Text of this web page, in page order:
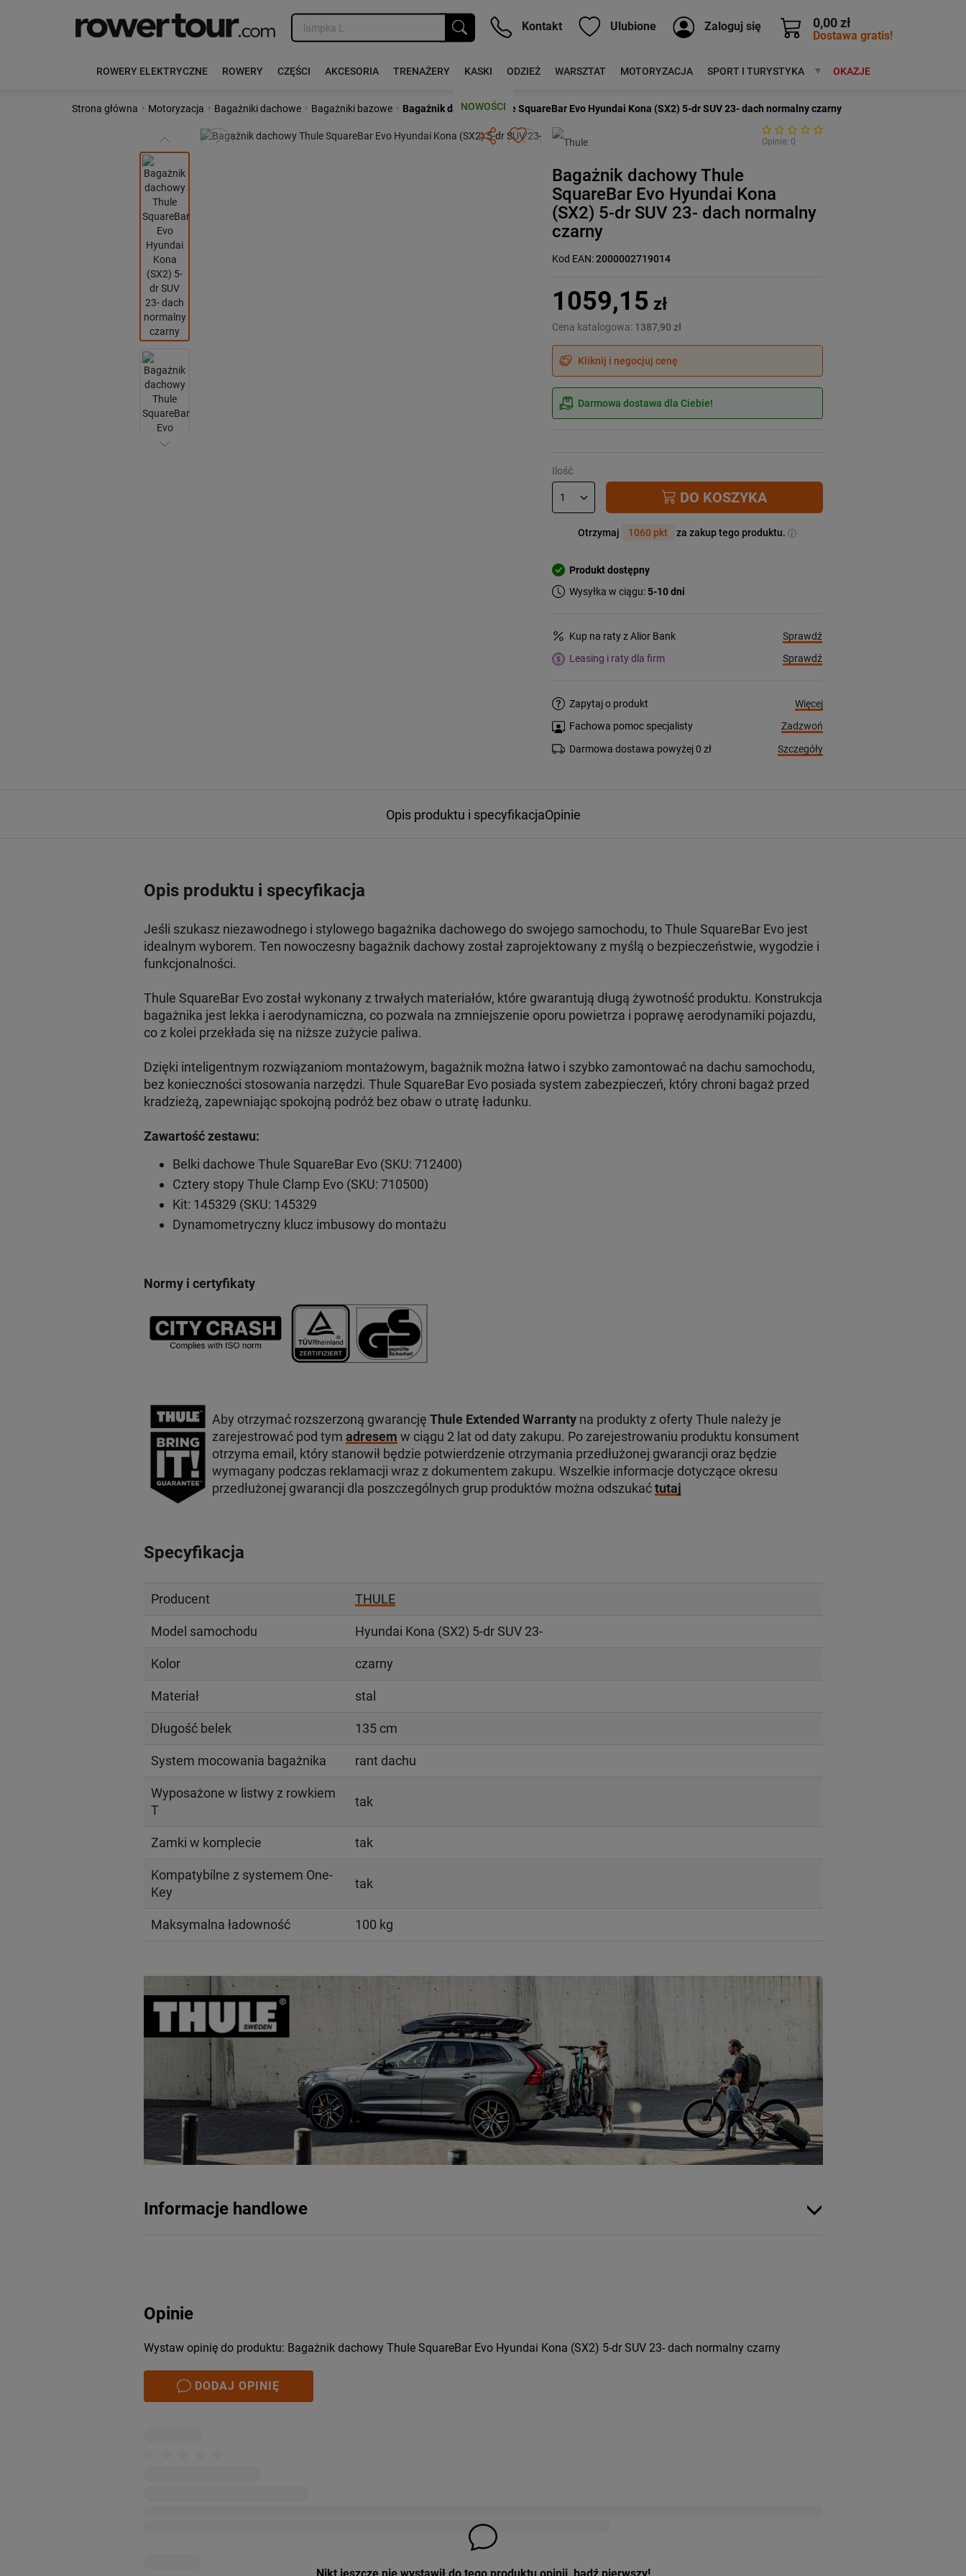
0,00 zł
Dostawa gratis!
Kontakt Ulubione Zaloguj się
ROWERY ELEKTRYCZNE ROWERY CZĘŚCI AKCESORIA TRENAŻERY KASKI ODZIEŻ WARSZTAT MOTORYZACJA SPORT I TURYSTYKA MARKIOKAZJE
NOWOŚCI
Strona główna › Motoryzacja › Bagażniki dachowe › Bagażniki bazowe › Bagażnik dachowy Thule SquareBar Evo Hyundai Kona (SX2) 5-dr SUV 23- dach normalny czarny
Poprzedni Następny Opinie: 0
Bagażnik dachowy Thule
SquareBar Evo Hyundai Kona
(SX2) 5-dr SUV 23- dach normalny
czarny
Kod EAN:2000002719014
1059,15 zł
Cena katalogowa: 1387,90 zł
Kliknij i negocjuj cenę
Darmowa dostawa dla Ciebie!
Ilość
DO KOSZYKA
Otrzymaj 1060 pkt za zakup tego produktu.
Produkt dostępny
Wysyłka w ciągu:5-10 dni
Kup na raty z Alior Bank
Sprawdź
Leasing i raty dla firm
Sprawdź
Zapytaj o produkt
Więcej
Fachowa pomoc specjalisty
Zadzwoń
Darmowa dostawa powyżej 0 zł
Szczegóły
Opis produktu i specyfikacjaOpinie
Opis produktu i specyfikacja
Jeśli szukasz niezawodnego i stylowego bagażnika dachowego do swojego samochodu, to Thule SquareBar Evo jest
idealnym wyborem. Ten nowoczesny bagażnik dachowy został zaprojektowany z myślą o bezpieczeństwie, wygodzie i
funkcjonalności.
Thule SquareBar Evo został wykonany z trwałych materiałów, które gwarantują długą żywotność produktu. Konstrukcja
bagażnika jest lekka i aerodynamiczna, co pozwala na zmniejszenie oporu powietrza i poprawę aerodynamiki pojazdu,
co z kolei przekłada się na niższe zużycie paliwa.
Dzięki inteligentnym rozwiązaniom montażowym, bagażnik można łatwo i szybko zamontować na dachu samochodu,
bez konieczności stosowania narzędzi. Thule SquareBar Evo posiada system zabezpieczeń, który chroni bagaż przed
kradzieżą, zapewniając spokojną podróż bez obaw o utratę ładunku.
Zawartość zestawu:
Belki dachowe Thule SquareBar Evo (SKU: 712400)
Cztery stopy Thule Clamp Evo (SKU: 710500)
Kit: 145329 (SKU: 145329
Dynamometryczny klucz imbusowy do montażu
Normy i certyfikaty
Aby otrzymać rozszerzoną gwarancję Thule Extended Warrantyna produkty z oferty Thule należy je
zarejestrować pod tym adresem w ciągu 2 lat od daty zakupu. Po zarejestrowaniu produktu konsument
otrzyma email, który stanowił będzie potwierdzenie otrzymania przedłużonej gwarancji oraz będzie
wymagany podczas reklamacji wraz z dokumentem zakupu. Wszelkie informacje dotyczące okresu
przedłużonej gwarancji dla poszczególnych grup produktów można odszukaćtutaj
Specyfikacja
Producent THULE
Model samochodu Hyundai Kona (SX2) 5-dr SUV 23-
Kolor czarny
Materiał stal
Długość belek 135 cm
System mocowania bagażnika rant dachu
Wyposażone w listwy z rowkiem
T
tak
Zamki w komplecie tak
Kompatybilne z systemem One-
Key
tak
Maksymalna ładowność 100 kg
Informacje handlowe
Opinie
Wystaw opinię do produktu: Bagażnik dachowy Thule SquareBar Evo Hyundai Kona (SX2) 5-dr SUV 23- dach normalny czarny
DODAJ OPINIĘ